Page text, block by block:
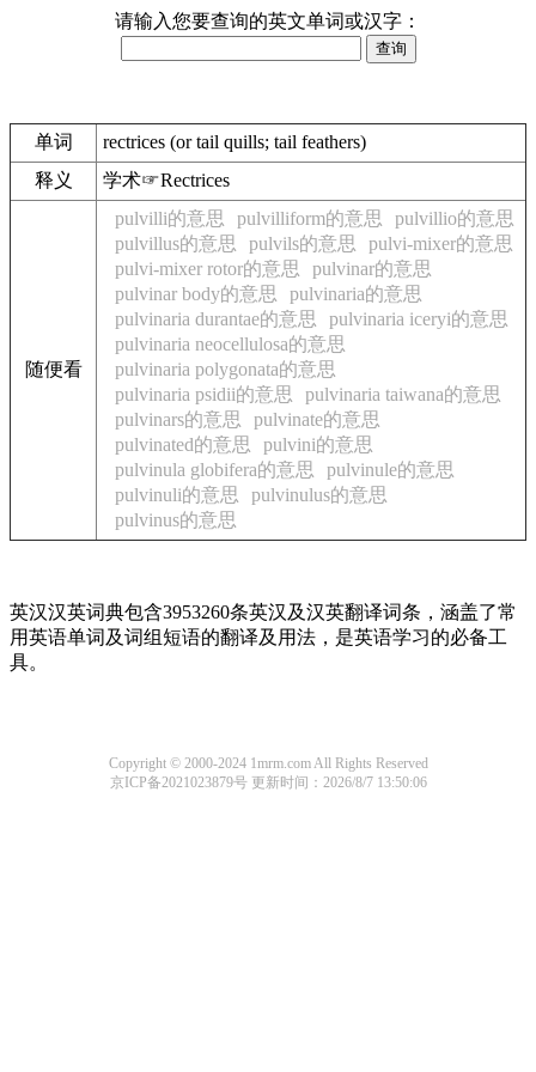
请输入您要查询的英文单词或汉字：
单词
rectrices (or tail quills; tail feathers)
释义
学术☞Rectrices
随便看
pulvilli的意思 pulvilliform的意思
pulvillio的意思
pulvillus的意思
pulvils的意思
pulvi-mixer的意思
pulvi-mixer rotor的意思
pulvinar的意思
pulvinar body的意思
pulvinaria的意思
pulvinaria durantae的意思
pulvinaria iceryi的意思
pulvinaria neocellulosa的意思
pulvinaria polygonata的意思
pulvinaria psidii的意思
pulvinaria taiwana的意思
pulvinars的意思
pulvinate的意思
pulvinated的意思
pulvini的意思
pulvinula globifera的意思
pulvinule的意思
pulvinuli的意思
pulvinulus的意思
pulvinus的意思
英汉汉英词典包含3953260条英汉及汉英翻译词条，涵盖了常
用英语单词及词组短语的翻译及用法，是英语学习的必备工
具。
Copyright © 2000-2024 1mrm.com All Rights Reserved
京ICP备2021023879号 更新时间：2026/8/7 13:50:06